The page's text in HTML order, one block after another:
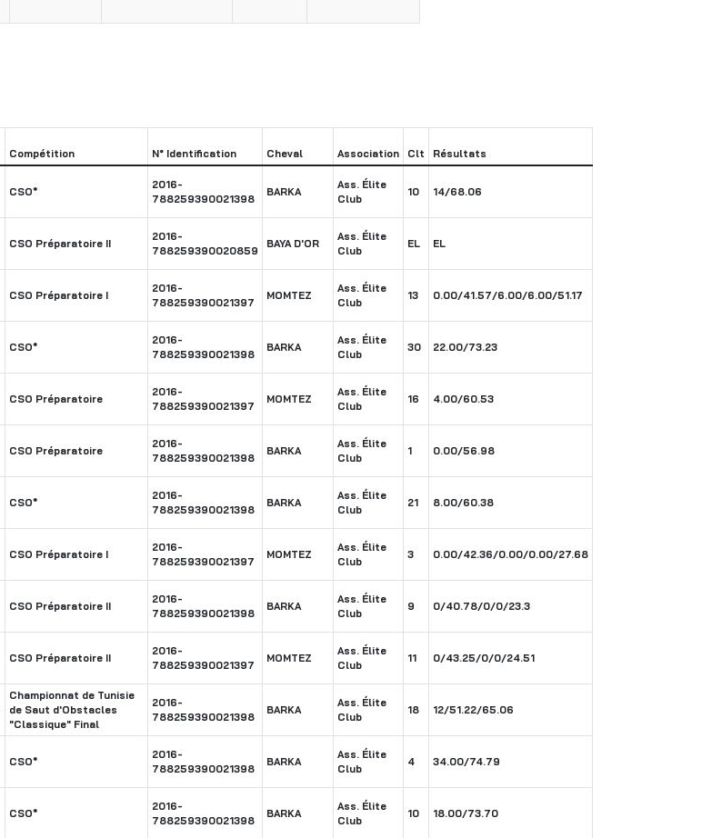
Compétition N° Identification Cheval Association Clt Résultats
CSO*
2016-
788259390021398
BARKA
Ass. Élite
Club
10 14/68.06
CSO Préparatoire II
2016-
788259390020859
BAYA D'OR
Ass. Élite
Club
EL EL
CSO Préparatoire I
2016-
788259390021397
MOMTEZ
Ass. Élite
Club
13 0.00/41.57/6.00/6.00/51.17
CSO*
2016-
788259390021398
BARKA
Ass. Élite
Club
30 22.00/73.23
CSO Préparatoire
2016-
788259390021397
MOMTEZ
Ass. Élite
Club
16 4.00/60.53
CSO Préparatoire
2016-
788259390021398
BARKA
Ass. Élite
Club
1 0.00/56.98
CSO*
2016-
788259390021398
BARKA
Ass. Élite
Club
21 8.00/60.38
CSO Préparatoire I
2016-
788259390021397
MOMTEZ
Ass. Élite
Club
3 0.00/42.36/0.00/0.00/27.68
CSO Préparatoire II
2016-
788259390021398
BARKA
Ass. Élite
Club
9 0/40.78/0/0/23.3
CSO Préparatoire II
2016-
788259390021397
MOMTEZ
Ass. Élite
Club
11 0/43.25/0/0/24.51
Championnat de Tunisie
de Saut d'Obstacles
"Classique" Final
2016-
788259390021398
BARKA
Ass. Élite
Club
18 12/51.22/65.06
CSO*
2016-
788259390021398
BARKA
Ass. Élite
Club
4 34.00/74.79
CSO*
2016-
788259390021398
BARKA
Ass. Élite
Club
10 18.00/73.70